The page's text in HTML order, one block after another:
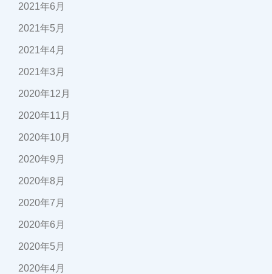
2021年6月
2021年5月
2021年4月
2021年3月
2020年12月
2020年11月
2020年10月
2020年9月
2020年8月
2020年7月
2020年6月
2020年5月
2020年4月